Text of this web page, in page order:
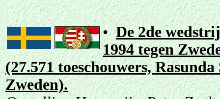
•De 2de
1994 tegen
(27.571 toeschouwers,
Zweden).